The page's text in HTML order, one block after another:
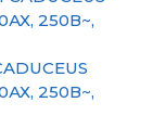
250В~,